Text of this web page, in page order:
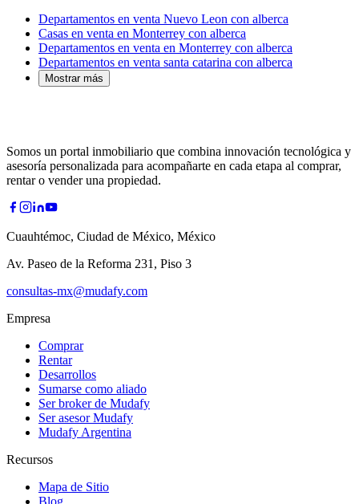
Departamentos en venta Nuevo Leon con alberca
Casas en venta en Monterrey con alberca
Departamentos en venta en Monterrey con alberca
Departamentos en venta santa catarina con alberca
Mostrar más
Somos un portal inmobiliario que combina innovación tecnológica y
asesoría personalizada para acompañarte en cada etapa al comprar,
rentar o vender una propiedad.
Cuauhtémoc, Ciudad de México, México
Av. Paseo de la Reforma 231, Piso 3
consultas-mx@mudafy.com
Empresa
Comprar
Rentar
Desarrollos
Sumarse como aliado
Ser broker de Mudafy
Ser asesor Mudafy
Mudafy Argentina
Recursos
Mapa de Sitio
Blog